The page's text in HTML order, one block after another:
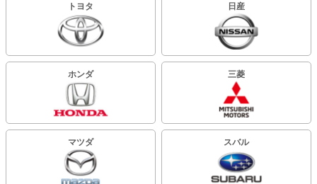
トヨタ 日産
ホンダ 三菱
マツダ スバル